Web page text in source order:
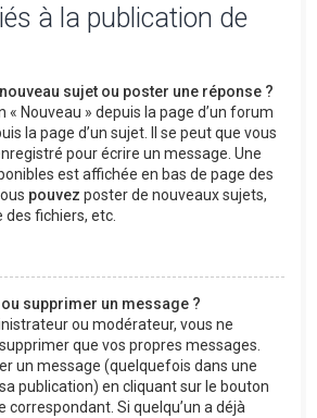
à la publication de
sujet ou poster une réponse ?
« Nouveau » depuis la page d’un forum
la page d’un sujet. Il se peut que vous
pour écrire un message. Une
est affichée en bas de page des
pouvez poster de nouveaux sujets,
des fichiers, etc.
supprimer un message ?
ou modérateur, vous ne
que vos propres messages.
un message (quelquefois dans une
publication) en cliquant sur le bouton
correspondant. Si quelqu’un a déjà